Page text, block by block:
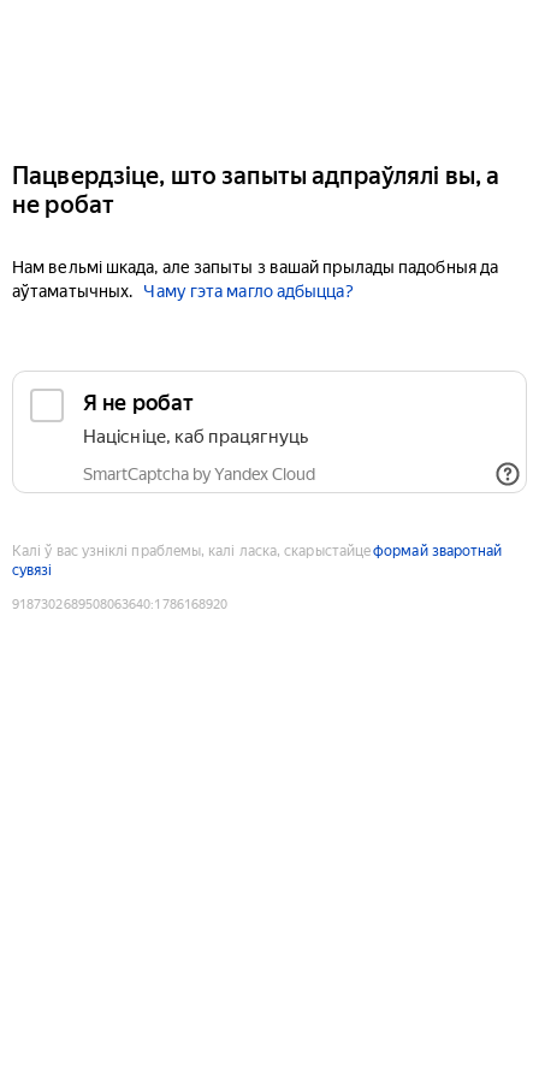
Пацвердзіце, што запыты адпраўлялі вы, а
не робат
Нам вельмі шкада, але запыты з вашай прылады падобныя да
аўтаматычных.
Чаму гэта магло адбыцца?
Я не робат
Націсніце, каб працягнуць
SmartCaptcha by Yandex Cloud
Калі ў вас узніклі праблемы, калі ласка, скарыстайцеформай зваротнай
сувязі
9187302689508063640:1786168920